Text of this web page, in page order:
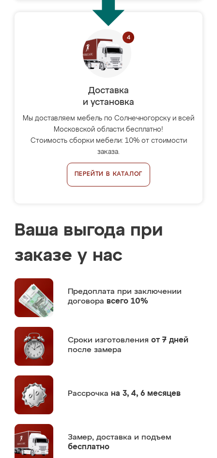
Доставка
и установка
Мы доставляем мебель по Солнечногорску и всей
Московской области бесплатно!
Стоимость сборки мебели: 10% от стоимости
заказа.
ПЕРЕЙТИ В КАТАЛОГ
Ваша выгода при
заказе у нас
Предоплата при заключении
договора всего 10%
Сроки изготовления от 7 дней
после замера
Рассрочка на 3, 4, 6 месяцев
Замер, доставка и подъем
бесплатно